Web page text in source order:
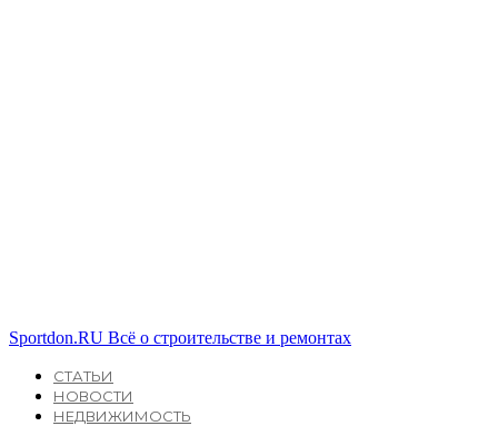
Sportdon.RU Всё о строительстве и ремонтах
СТАТЬИ
НОВОСТИ
НЕДВИЖИМОСТЬ